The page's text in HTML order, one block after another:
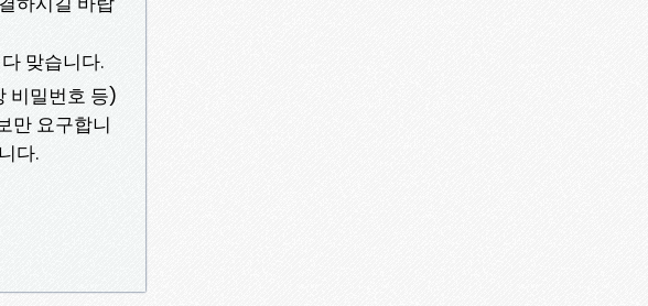
맞습니다.
비밀번호 등)
만 요구합니
다.